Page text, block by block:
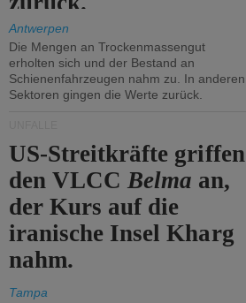
Antwerpen
Die Mengen an Trockenmassengut
erholten sich und der Bestand an
Schienenfahrzeugen nahm zu. In anderen
Sektoren gingen die Werte zurück.
US-Streitkräfte griffen
den VLCCBelma an,
der Kurs auf die
iranische Insel Kharg
nahm.
Tampa